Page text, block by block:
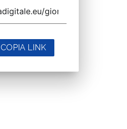
COPIA LINK